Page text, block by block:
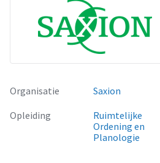
Organisatie
Saxion
Opleiding
Ruimtelijke
Ordening en
Planologie